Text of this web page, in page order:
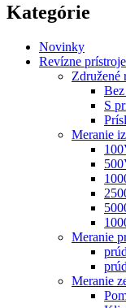
Kategórie
Novinky
Revízne prístroje
Združené
S
Meranie
Meranie
Meranie